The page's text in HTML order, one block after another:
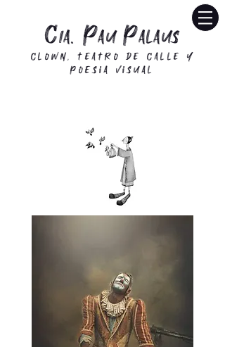
CIA.PauPalaus
CLOWN, teatro de calle y
poesia visual